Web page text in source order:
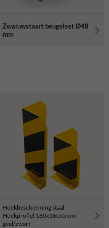
Zwaluwstaart beugelset Ø48
mm
Hoekbescherming staal -
Hoekprofiel 160x160x5mm -
geel/zwart